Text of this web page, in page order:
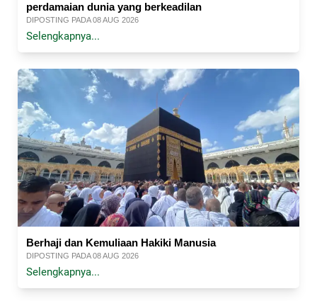
perdamaian dunia yang berkeadilan
DIPOSTING PADA 08 AUG 2026
Selengkapnya...
Berhaji dan Kemuliaan Hakiki Manusia
DIPOSTING PADA 08 AUG 2026
Selengkapnya...